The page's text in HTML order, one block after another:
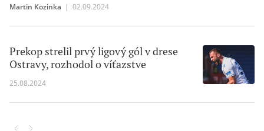
Martin Kozinka | 02.09.2024
Prekop strelil prvý ligový gól v drese
Ostravy, rozhodol o víťazstve
25.08.2024